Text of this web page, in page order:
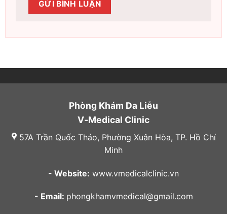
Phòng Khám Da Liễu
V-Medical Clinic
57A Trần Quốc Thảo, Phường Xuân Hòa, TP. Hồ Chí
Minh
- Website: www.vmedicalclinic.vn
- Email: phongkhamvmedical@gmail.com